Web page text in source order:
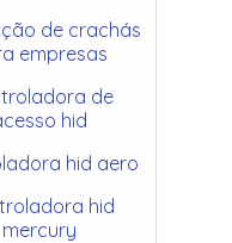
de crachás
empresas
de
hid
hid aero
hid
mercury